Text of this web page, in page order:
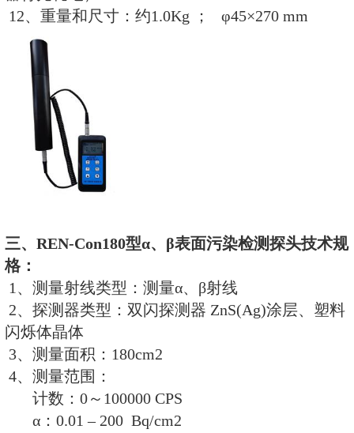
12、标配RenRiRate管理软件提供
显示，数据可导出Excel和Txt两种
二、REN-NaI30型环境级X、γ射
1、测量射线类型：低剂量的X、γ
2、探 测 器：φ30×25mm,NaI(TL)
3、测量范围：剂量率：0.01μSv/h
(或 µGy/h)